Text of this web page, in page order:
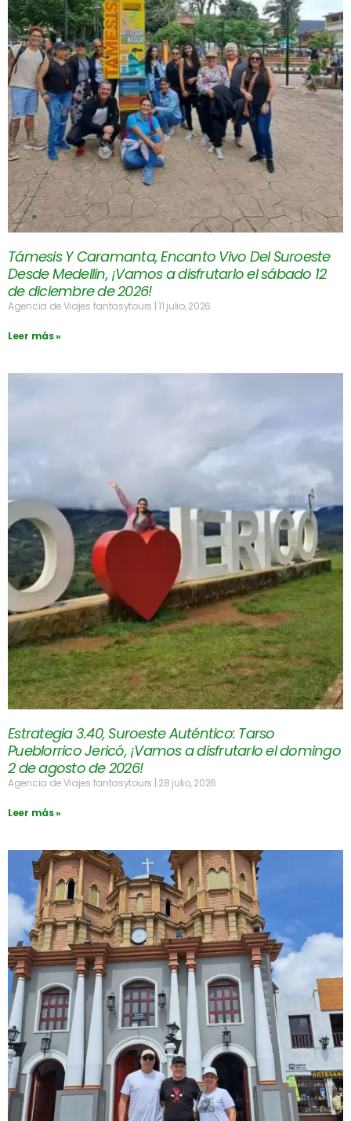
Támesis Y Caramanta, Encanto Vivo Del Suroeste
Desde Medellin, ¡Vamos a disfrutarlo el sábado 12
de diciembre de 2026!
Agencia de Viajes fantasytours 11 julio, 2026
Leer más »
Estrategia 3.40, Suroeste Auténtico: Tarso
Pueblorrico Jericó, ¡Vamos a disfrutarlo el domingo
2 de agosto de 2026!
Agencia de Viajes fantasytours 28 julio, 2026
Leer más »